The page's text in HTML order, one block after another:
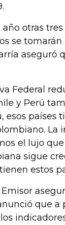
otras
se
aseguró
Federal
y Perú
esos países
La
el lujo
sigue
estos
que